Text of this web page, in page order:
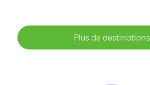
Plus de destinations